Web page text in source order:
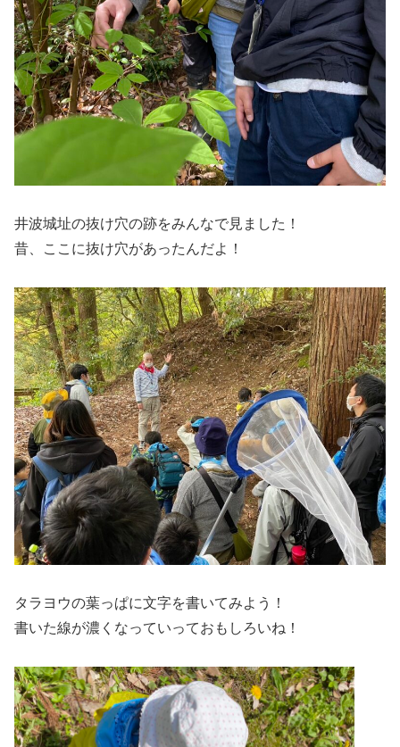
井波城址の抜け穴の跡をみんなで見ました！
昔、ここに抜け穴があったんだよ！
タラヨウの葉っぱに文字を書いてみよう！
書いた線が濃くなっていっておもしろいね！